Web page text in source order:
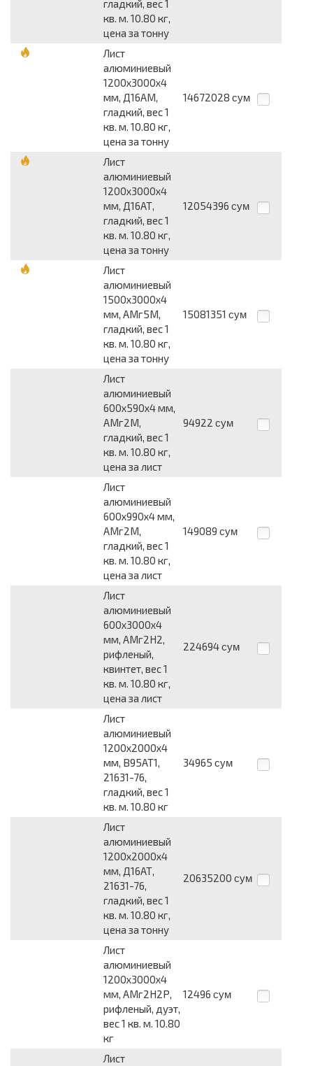
гладкий, вес 1
кв. м. 10.80 кг,
цена за тонну
Лист
алюминиевый
1200x3000x4
мм, Д16АМ,
гладкий, вес 1
кв. м. 10.80 кг,
цена за тонну
14672028 сум
Лист
алюминиевый
1200x3000x4
мм, Д16АТ,
гладкий, вес 1
кв. м. 10.80 кг,
цена за тонну
12054396 сум
Лист
алюминиевый
1500x3000x4
мм, АМг5М,
гладкий, вес 1
кв. м. 10.80 кг,
цена за тонну
15081351 сум
Лист
алюминиевый
600x590x4 мм,
АМг2М,
гладкий, вес 1
кв. м. 10.80 кг,
цена за лист
94922 сум
Лист
алюминиевый
600x990x4 мм,
АМг2М,
гладкий, вес 1
кв. м. 10.80 кг,
цена за лист
149089 сум
Лист
алюминиевый
600x3000x4
мм, АМг2Н2,
рифленый,
квинтет, вес 1
кв. м. 10.80 кг,
цена за лист
224694 сум
Лист
алюминиевый
1200x2000x4
мм, В95АТ1,
21631-76,
гладкий, вес 1
кв. м. 10.80 кг
34965 сум
Лист
алюминиевый
1200x2000x4
мм, Д16АТ,
21631-76,
гладкий, вес 1
кв. м. 10.80 кг,
цена за тонну
20635200 сум
Лист
алюминиевый
1200x3000x4
мм, АМг2Н2Р,
рифленый, дуэт,
вес 1 кв. м. 10.80
кг
12496 сум
Лист